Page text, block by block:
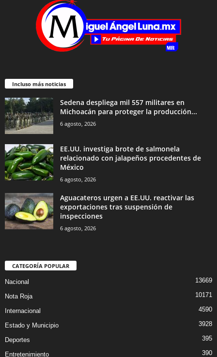
Incluso más noticias
Sedena despliega mil 557 militares en
Michoacán para proteger la producción...
6 agosto, 2026
EE.UU. investiga brote de salmonela
relacionado con jalapeños procedentes de
México
6 agosto, 2026
Aguacateros urgen a EE.UU. reactivar las
exportaciones tras suspensión de
inspecciones
6 agosto, 2026
CATEGORÍA POPULAR
Nacional 13669
Nota Roja 10171
Internacional 4590
Estado y Municipio 3928
Deportes 395
Entretenimiento 390